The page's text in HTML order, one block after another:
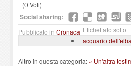
(0 Voti)
Social sharing:
Pubblicato in Cronaca Etichettato sotto
acquario dell'elba
Altro in questa categoria: « Un'altra